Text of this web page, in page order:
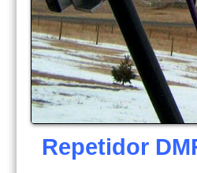
Repetidor